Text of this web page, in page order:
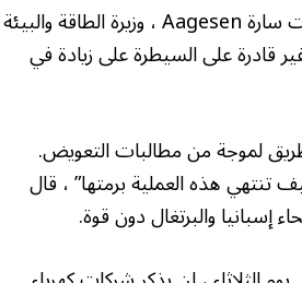
إن الإعلان عن نتائج تحقيق لمدة 49 يومًا في الخطأ الذي حدث ، قالت سارة Aagesen ، وزيرة الطاقة والبيئة
قادرة على السيطرة على زيادة في
لموجة من مطالبات التعويض.
تنتهي هذه العملية برمتها” ، قال